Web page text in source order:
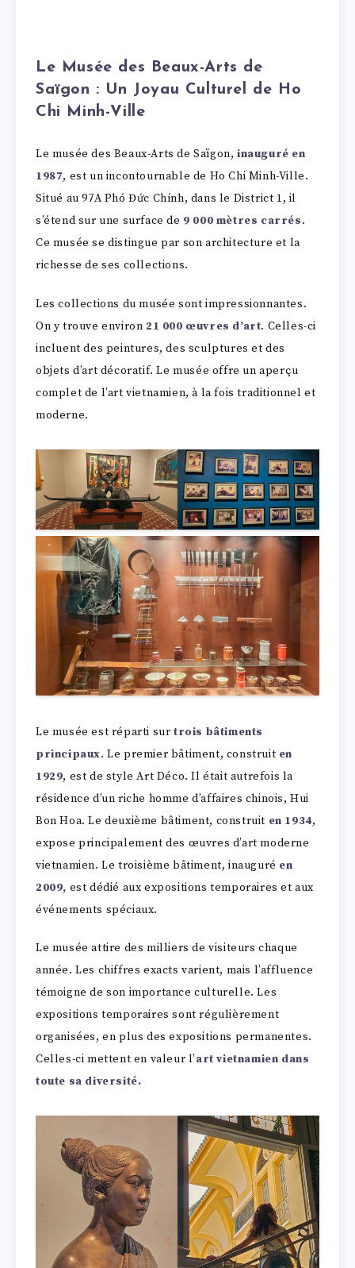
Le Musée des Beaux-Arts de
Saïgon : Un Joyau Culturel de Ho
Chi Minh-Ville
Le musée des Beaux-Arts de Saïgon, inauguré en
1987, est un incontournable de Ho Chi Minh-Ville.
Situé au 97A Phó Đức Chính, dans le District 1, il
s’étend sur une surface de 9 000 mètres carrés.
Ce musée se distingue par son architecture et la
richesse de ses collections.
Les collections du musée sont impressionnantes.
On y trouve environ 21 000 œuvres d’art. Celles-ci
incluent des peintures, des sculptures et des
objets d’art décoratif. Le musée offre un aperçu
complet de l’art vietnamien, à la fois traditionnel et
moderne.
Le musée est réparti sur trois bâtiments
principaux. Le premier bâtiment, construit en
1929, est de style Art Déco. Il était autrefois la
résidence d’un riche homme d’affaires chinois, Hui
Bon Hoa. Le deuxième bâtiment, construit en 1934,
expose principalement des œuvres d’art moderne
vietnamien. Le troisième bâtiment, inauguré en
2009, est dédié aux expositions temporaires et aux
événements spéciaux.
Le musée attire des milliers de visiteurs chaque
année. Les chiffres exacts varient, mais l’affluence
témoigne de son importance culturelle. Les
expositions temporaires sont régulièrement
organisées, en plus des expositions permanentes.
Celles-ci mettent en valeur l’art vietnamien dans
toute sa diversité.